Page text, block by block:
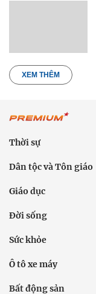
XEM THÊM
Thời sự
Dân tộc và Tôn giáo
Giáo dục
Đời sống
Sức khỏe
Ô tô xe máy
Bất động sản